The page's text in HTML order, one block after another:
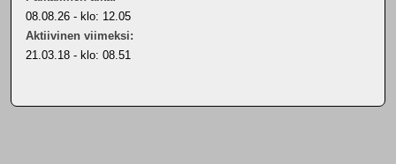
08.08.26 - klo: 12.05
Aktiivinen viimeksi:
21.03.18 - klo: 08.51